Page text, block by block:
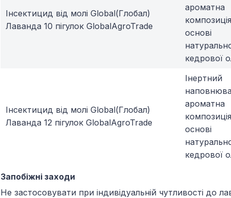
Інсектицид від молі Global(Глобал)
Лаванда 10 пігулок GlobalAgroTrade
ароматна
основі
кедрової
Інсектицид від молі Global(Глобал)
Лаванда 12 пігулок GlobalAgroTrade
Інертний
ароматна
основі
кедрової
Запобіжні заходи
Не застосовувати при індивідуальній чутливості до